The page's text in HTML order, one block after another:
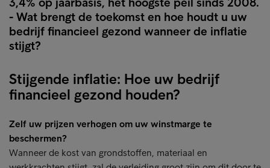
- Wat brengt de toekomst en hoe houdt u uw
bedrijf financieel gezond wanneer de inflatie
stijgt?
Stijgende inflatie: Hoe uw bedrijf
financieel gezond houden?
Zelf uw prijzen verhogen om uw winstmarge te
beschermen?
Wanneer de kost van grondstoffen, materiaal en